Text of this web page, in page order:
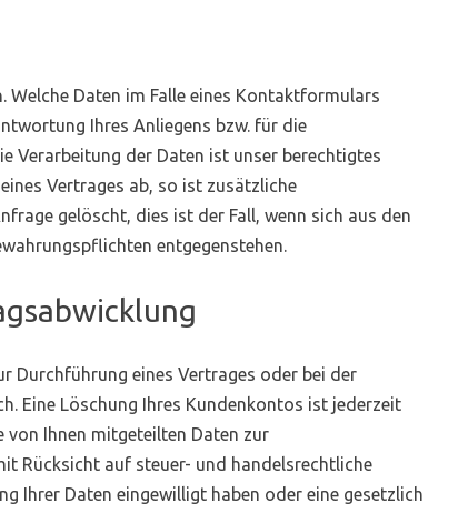
Daten im Falle eines Kontaktformulars
Ihres Anliegens bzw. für die
Verarbeitung der Daten ist unser berechtigtes
Vertrages ab, so ist zusätzliche
gelöscht, dies ist der Fall, wenn sich aus den
entgegenstehen.
Durchführung eines Vertrages oder bei der
Eine Löschung Ihres Kundenkontos ist jederzeit
von Ihnen mitgeteilten Daten zur
Rücksicht auf steuer- und handelsrechtliche
Ihrer Daten eingewilligt haben oder eine gesetzlich